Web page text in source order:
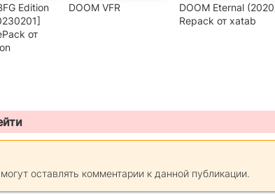
Edition
от
DOOM VFR
DOOM Eternal
Repack от xatab
оставлять комментарии к данной публикации.